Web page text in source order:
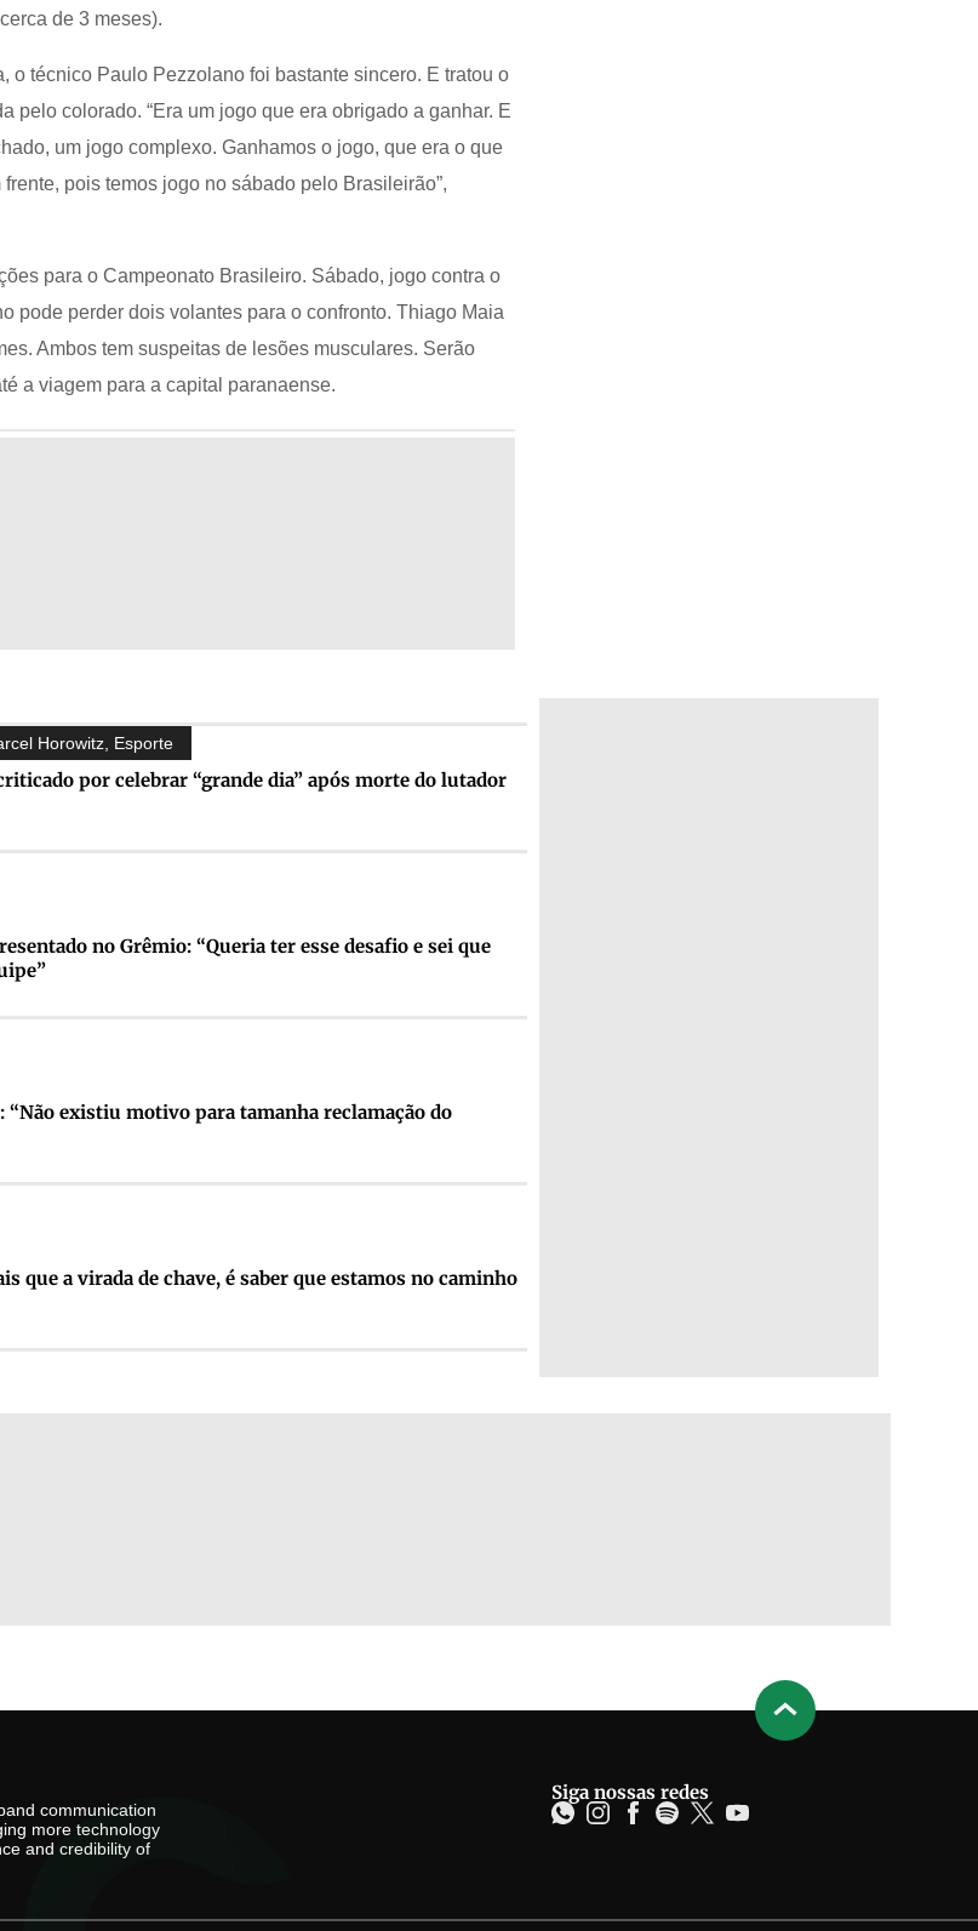
de 3 meses).
o técnico Paulo Pezzolano foi bastante sincero. E tratou o
pelo colorado. “Era um jogo que era obrigado a ganhar. E
um jogo complexo. Ganhamos o jogo, que era o que
pois temos jogo no sábado pelo Brasileirão”,
para o Campeonato Brasileiro. Sábado, jogo contra o
pode perder dois volantes para o confronto. Thiago Maia
Ambos tem suspeitas de lesões musculares. Serão
a viagem para a capital paranaense.
Horowitz, Esporte
por celebrar “grande dia” após morte do lutador
no Grêmio: “Queria ter esse desafio e sei que
“Não existiu motivo para tamanha reclamação do
que a virada de chave, é saber que estamos no caminho
communication
more technology
and credibility of
Siga nossas redes